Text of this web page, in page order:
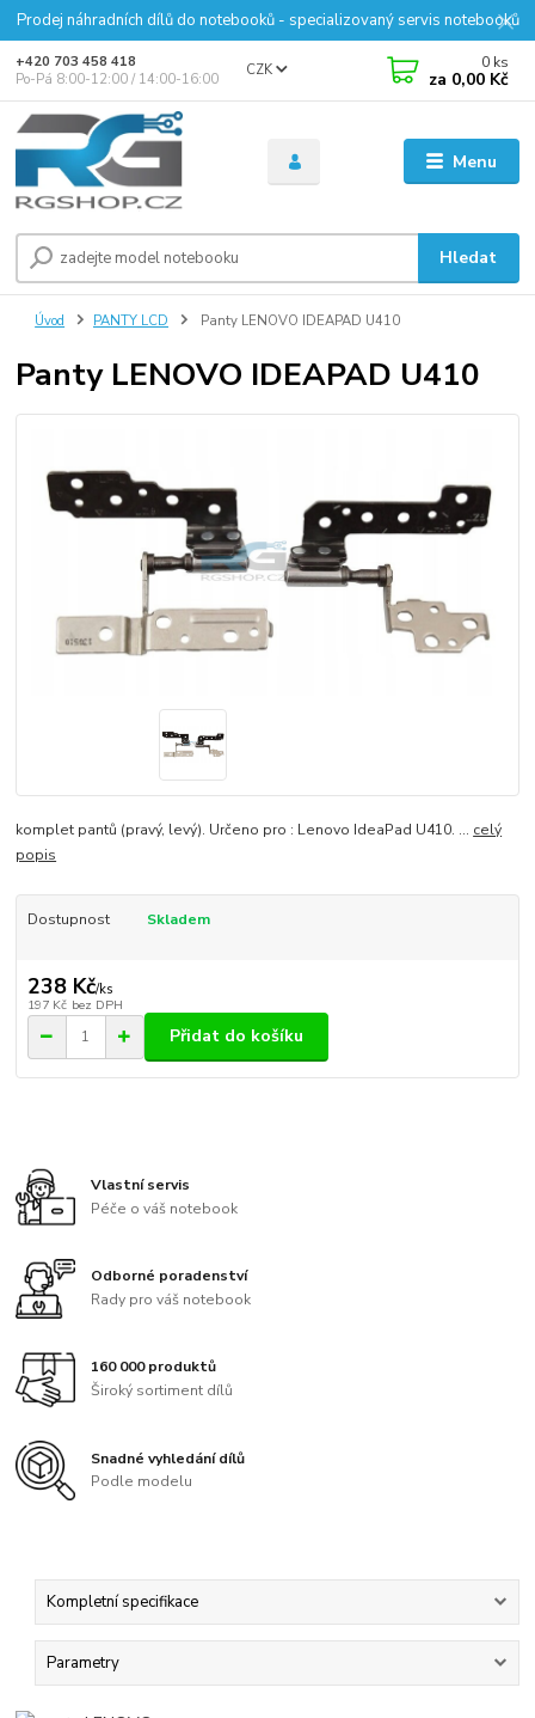
Prodej náhradních dílů do notebooků - specializovaný servis notebooků
Menu
CZK
Hledat
+420 703 458 418
Po-Pá 8:00-12:00 / 14:00-16:00
0 ks
za 0,00 Kč
Úvod PANTY LCD Panty LENOVO IDEAPAD U410
Panty LENOVO IDEAPAD U410
komplet pantů (pravý, levý). Určeno pro : Lenovo IdeaPad U410. ... celý
popis
Dostupnost Skladem
238 Kč/ks
197 Kč bez DPH
Přidat do košíku
Vlastní servis
Péče o váš notebook
Odborné poradenství
Rady pro váš notebook
160 000 produktů
Široký sortiment dílů
Snadné vyhledání dílů
Podle modelu
Kompletní specifikace
Parametry